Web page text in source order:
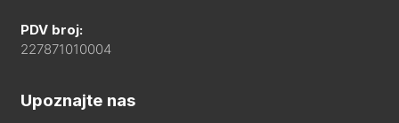
PDV broj:
227871010004
Upoznajte nas